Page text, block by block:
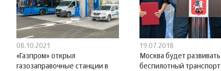
08.10.2021
«Газпром» открыл
газозаправочные станции в
19.07.2018
Москва будет развивать
беспилотный транспорт